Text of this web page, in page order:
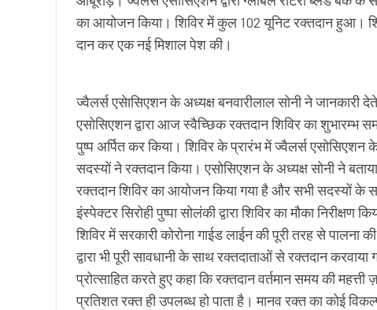
का आयोजन किया। शिविर में कुल 102 यूनिट रक्तदान हुआ।
दान कर एक नई मिशाल पेश की।
ज्वैलर्स एसेासिएशन के अध्यक्ष बनवारीलाल सोनी ने जानकारी
एसोसिएशन द्वारा आज स्वैच्छिक रक्तदान शिविर का शुभारम्भ
पुष्प अर्पित कर किया। शिविर के प्रारंभ में ज्वैलर्स एसोसिएशन
सदस्यों ने रक्तदान किया। एसोसिएशन के अध्यक्ष सोनी ने
रक्तदान शिविर का आयोजन किया गया है और सभी सदस्यों
इंस्पेक्टर सिरोही पुष्पा सोलंकी द्वारा शिविर का मौका
शिविर में सरकारी कोरोना गाईड लाईन की पूरी तरह से पालना
द्वारा भी पूरी सावधानी के साथ रक्तदाताओं से रक्तदान
प्रोत्साहित करते हुए कहा कि रक्तदान वर्तमान समय की
प्रतिशत रक्त ही उपलब्ध हो पाता है। मानव रक्त का कोई